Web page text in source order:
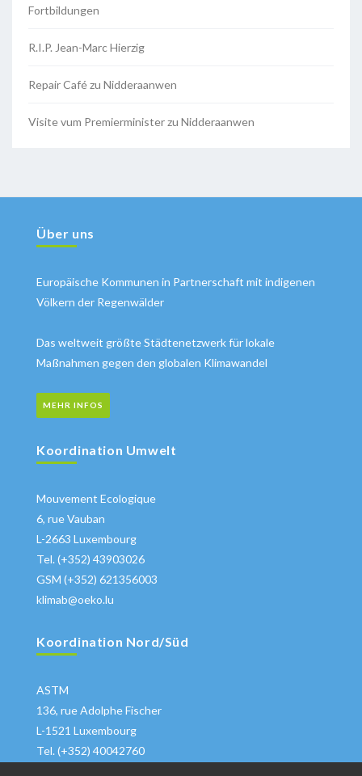
Fortbildungen
R.I.P. Jean-Marc Hierzig
Repair Café zu Nidderaanwen
Visite vum Premierminister zu Nidderaanwen
Über uns
Europäische Kommunen in Partnerschaft mit indigenen
Völkern der Regenwälder
Das weltweit größte Städtenetzwerk für lokale
Maßnahmen gegen den globalen Klimawandel
MEHR INFOS
Koordination Umwelt
Mouvement Ecologique
6, rue Vauban
L-2663 Luxembourg
Tel. (+352) 43903026
GSM (+352) 621356003
klimab@oeko.lu
Koordination Nord/Süd
ASTM
136, rue Adolphe Fischer
L-1521 Luxembourg
Tel. (+352) 40042760